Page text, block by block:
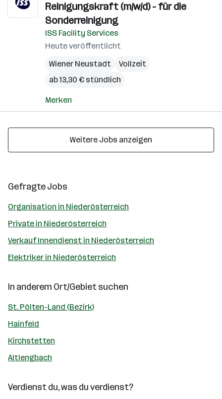
Reinigungskraft (m/w/d) - für die
Sonderreinigung
ISS Facility Services
Heute veröffentlicht
Wiener Neustadt
Vollzeit
ab 13,30 € stündlich
Merken
Weitere Jobs anzeigen
Gefragte Jobs
Organisation in Niederösterreich
Private in Niederösterreich
Verkauf Innendienst in Niederösterreich
Elektriker in Niederösterreich
In anderem Ort/Gebiet suchen
St. Pölten-Land (Bezirk)
Hainfeld
Kirchstetten
Altlengbach
Verdienst du, was du verdienst?